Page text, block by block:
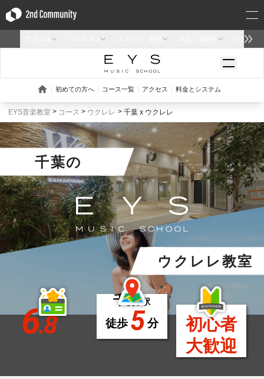
EYS音楽教室 コース ウクレレ 千葉 x ウクレレ
千葉の
ウクレレ教室
6.8
千葉駅
徒歩 5分
初心者
大歓迎